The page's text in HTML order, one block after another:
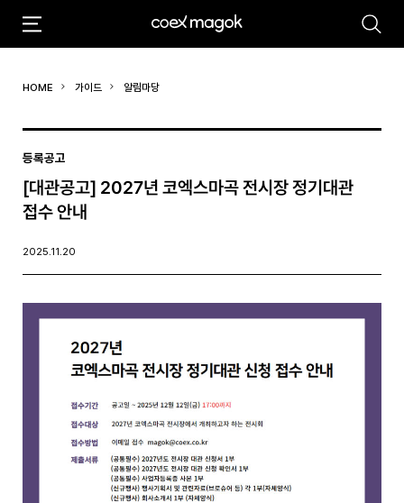
#마곡 #Coex Magok
HOME 가이드 알림마당
등록공고
[대관공고] 2027년 코엑스마곡 전시장 정기대관
접수 안내
2025.11.20